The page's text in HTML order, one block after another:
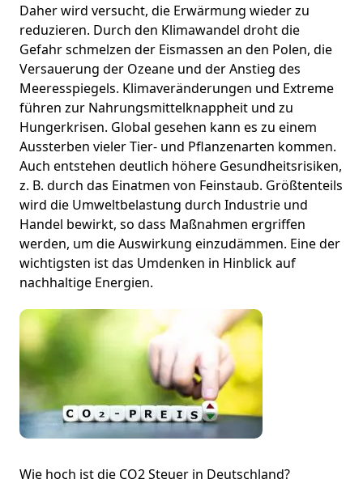
Daher wird versucht, die Erwärmung wieder zu
reduzieren. Durch den Klimawandel droht die
Gefahr schmelzen der Eismassen an den Polen, die
Versauerung der Ozeane und der Anstieg des
Meeresspiegels. Klimaveränderungen und Extreme
führen zur Nahrungsmittelknappheit und zu
Hungerkrisen. Global gesehen kann es zu einem
Aussterben vieler Tier- und Pflanzenarten kommen.
Auch entstehen deutlich höhere Gesundheitsrisiken,
z. B. durch das Einatmen von Feinstaub. Größtenteils
wird die Umweltbelastung durch Industrie und
Handel bewirkt, so dass Maßnahmen ergriffen
werden, um die Auswirkung einzudämmen. Eine der
wichtigsten ist das Umdenken in Hinblick auf
nachhaltige Energien.
Wie hoch ist die CO2 Steuer in Deutschland?